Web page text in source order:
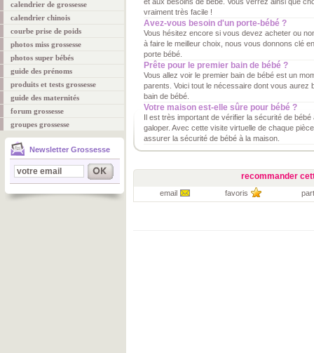
calendrier de grossesse
calendrier chinois
courbe prise de poids
photos miss grossesse
photos super bébés
guide des prénoms
produits et tests grossesse
guide des maternités
forum grossesse
groupes grossesse
Newsletter Grossesse
vraiment très facile !
Avez-vous besoin d'un porte-bébé ?
Vous hésitez encore si vous devez acheter ou
à faire le meilleur choix, nous vous donnons clé
porte bébé.
Prête pour le premier bain de bébé ?
Vous allez voir le premier bain de bébé est un
parents. Voici tout le nécessaire dont vous aurez
bain de bébé.
Votre maison est-elle sûre pour bébé ?
Il est très important de vérifier la sécurité de
galoper. Avec cette visite virtuelle de chaque
assurer la sécurité de bébé à la maison.
recommander
email favoris